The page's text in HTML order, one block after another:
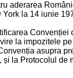
aderarea
la 14 iunie
Convenției
la impozitele
asupra
la Protocolul de